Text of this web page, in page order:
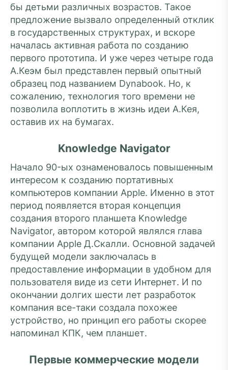
бы детьми различных возрастов. Такое
предложение вызвало определенный отклик
в государственных структурах, и вскоре
началась активная работа по созданию
первого прототипа. И уже через четыре года
А.Кеэм был представлен первый опытный
образец под названием Dynabook. Но, к
сожалению, технология того времени не
позволила воплотить в жизнь идеи А.Кея,
оставив их на бумагах.
Knowledge Navigator
Начало 90-ых ознаменовалось повышенным
интересом к созданию портативных
компьютеров компании Apple. Именно в этот
период появляется вторая концепция
создания второго планшета Knowledge
Navigator, автором которой являлся глава
компании Apple Д.Скалли. Основной задачей
будущей модели заключалась в
предоставление информации в удобном для
пользователя виде из сети Интернет. И по
окончании долгих шести лет разработок
компания все-таки создала похожее
устройство, но принцип его работы скорее
напоминал КПК, чем планшет.
Первые коммерческие модели